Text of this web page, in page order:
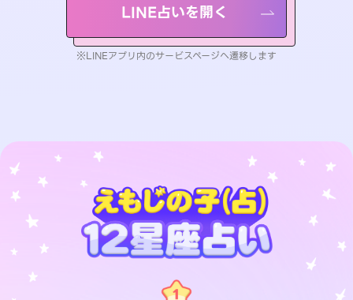
LINE占いを開く
※LINEアプリ内のサービスページへ遷移します